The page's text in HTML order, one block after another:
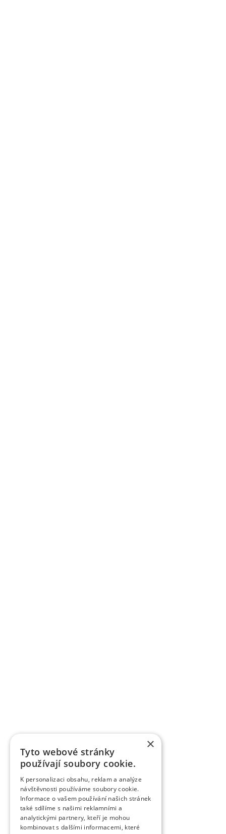
×
Tyto webové stránky
používají soubory cookie.
K personalizaci obsahu, reklam a analýze
návštěvnosti používáme soubory cookie.
Informace o vašem používání našich stránek
také sdílíme s našimi reklamními a
analytickými partnery, kteří je mohou
kombinovat s dalšími informacemi, které